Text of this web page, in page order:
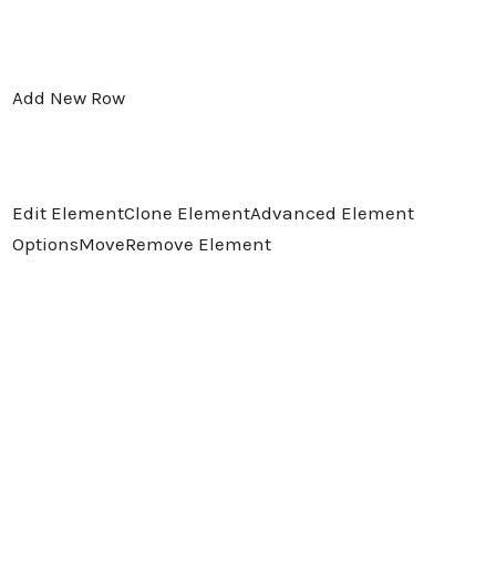
Add New Row
Edit ElementClone ElementAdvanced Element
OptionsMoveRemove Element